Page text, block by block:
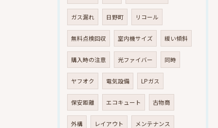
ガス漏れ 日野町 リコール
無料点検回収 室内機サイズ 緩い傾斜
購入時の注意 光ファイバー 同時
ヤフオク 電気設備 LPガス
保安距離 エコキュート 古物商
外構 レイアウト メンテナンス